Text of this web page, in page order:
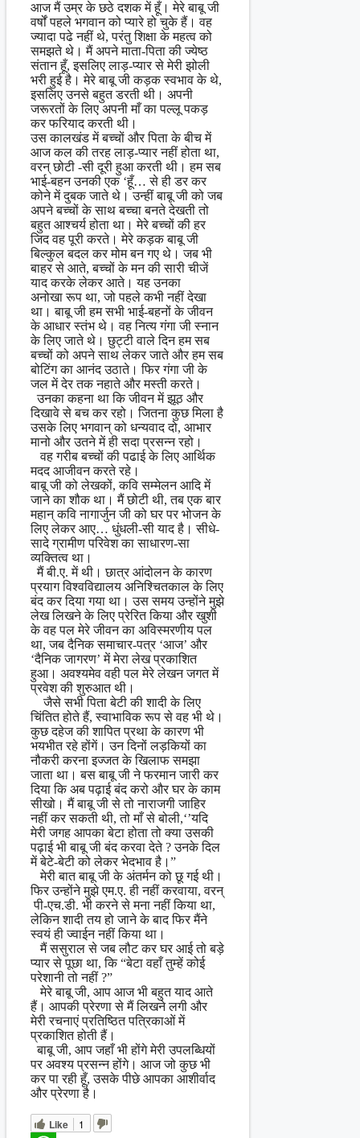
आज मैं उम्र के छठे दशक में हूँ। मेरे बाबू जी
वर्षों पहले भगवान को प्यारे हो चुके हैं। वह
ज्यादा पढे नहीं थे, परंतु शिक्षा के महत्व को
समझते थे। मैं अपने माता-पिता की ज्येष्ठ
संतान हूँ, इसलिए लाड़-प्यार से मेरी झोली
भरी हुई है। मेरे बाबू जी कड़क स्वभाव के थे,
इसलिए उनसे बहुत डरती थी। अपनी
जरूरतों के लिए अपनी माँ का पल्लू पकड़
कर फरियाद करती थी।
उस कालखंड में बच्चों और पिता के बीच में
आज कल की तरह लाड़-प्यार नहीं होता था,
वरन् छोटी -सी दूरी हुआ करती थी। हम सब
भाई-बहन उनकी एक ‘हूँ… से ही डर कर
कोने में दुबक जाते थे। उन्हीं बाबू जी को जब
अपने बच्चों के साथ बच्चा बनते देखती तो
बहुत आश्चर्य होता था। मेरे बच्चों की हर
जिद वह पूरी करते। मेरे कड़क बाबू जी
बिल्कुल बदल कर मोम बन गए थे। जब भी
बाहर से आते, बच्चों के मन की सारी चीजें
याद करके लेकर आते। यह उनका
अनोखा रूप था, जो पहले कभी नहीं देखा
था। बाबू जी हम सभी भाई-बहनों के जीवन
के आधार स्तंभ थे। वह नित्य गंगा जी स्नान
के लिए जाते थे। छुट्टी वाले दिन हम सब
बच्चों को अपने साथ लेकर जाते और हम सब
बोटिंग का आनंद उठाते। फिर गंगा जी के
जल में देर तक नहाते और मस्ती करते।
उनका कहना था कि जीवन में झूठ और
दिखावे से बच कर रहो। जितना कुछ मिला है
उसके लिए भगवान् को धन्यवाद दो, आभार
मानो और उतने में ही सदा प्रसन्न रहो।
वह गरीब बच्चों की पढाई के लिए आर्थिक
मदद आजीवन करते रहे।
बाबू जी को लेखकों, कवि सम्मेलन आदि में
जाने का शौक था। मैं छोटी थी, तब एक बार
महान् कवि नागार्जुन जी को घर पर भोजन के
लिए लेकर आए… धुंधली-सी याद है। सीधे-
सादे ग्रामीण परिवेश का साधारण-सा
व्यक्तित्व था।
मैं बी.ए. में थी। छात्र आंदोलन के कारण
प्रयाग विश्वविद्यालय अनिश्चितकाल के लिए
बंद कर दिया गया था। उस समय उन्होंने मुझे
लेख लिखने के लिए प्रेरित किया और खुशी
के वह पल मेरे जीवन का अविस्मरणीय पल
था, जब दैनिक समाचार-पत्र ‘आज’ और
‘दैनिक जागरण’ में मेरा लेख प्रकाशित
हुआ। अवश्यमेव वही पल मेरे लेखन जगत में
प्रवेश की शुरुआत थी।
जैसे सभी पिता बेटी की शादी के लिए
चिंतित होते हैं, स्वाभाविक रूप से वह भी थे।
कुछ दहेज की शापित प्रथा के कारण भी
भयभीत रहे होंगें। उन दिनों लड़कियों का
नौकरी करना इज्जत के खिलाफ समझा
जाता था। बस बाबू जी ने फरमान जारी कर
दिया कि अब पढ़ाई बंद करो और घर के काम
सीखो। मैं बाबू जी से तो नाराजगी जाहिर
नहीं कर सकती थी, तो माँ से बोली,‘’यदि
मेरी जगह आपका बेटा होता तो क्या उसकी
पढ़ाई भी बाबू जी बंद करवा देते ? उनके दिल
में बेटे-बेटी को लेकर भेदभाव है।”
मेरी बात बाबू जी के अंतर्मन को छू गई थी।
फिर उन्होंने मुझे एम.ए. ही नहीं करवाया, वरन्
पी-एच.डी. भी करने से मना नहीं किया था,
लेकिन शादी तय हो जाने के बाद फिर मैंने
स्वयं ही ज्वाईन नहीं किया था।
मैं ससुराल से जब लौट कर घर आई तो बड़े
प्यार से पूछा था, कि “बेटा वहाँ तुम्हें कोई
परेशानी तो नहीं ?”
मेरे बाबू जी, आप आज भी बहुत याद आते
हैं। आपकी प्रेरणा से मैं लिखने लगी और
मेरी रचनाएं प्रतिष्ठित पत्रिकाओं में
प्रकाशित होती हैं।
बाबू जी, आप जहाँ भी होंगे मेरी उपलब्धियों
पर अवश्य प्रसन्न होंगे। आज जो कुछ भी
कर पा रही हूँ, उसके पीछे आपका आशीर्वाद
और प्रेरणा है।
Like 1